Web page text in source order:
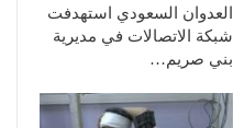
العدوان السعودي استهدفت
شبكة الاتصالات في مديرية
بني صريم…